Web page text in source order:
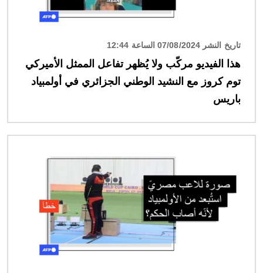
تاريخ النشر 07/08/2024 الساعة 12:44
هذا الفيديو مركّب ولا يُظهر تفاعل الممثل الأميركي
توم كروز مع النشيد الوطني الجزائري في أولمبياد
باريس